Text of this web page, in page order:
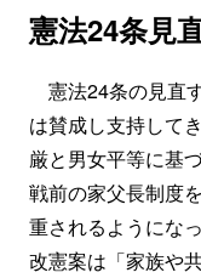
憲法24条見
憲法24条の見直
は賛成し支持して
厳と男女平等に基
戦前の家父長制度
重されるようにな
改憲案は「家族や